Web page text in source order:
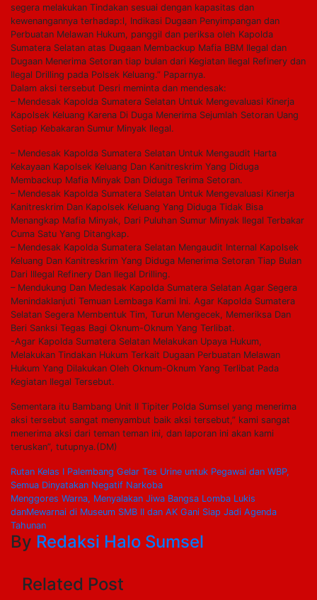
segera melakukan Tindakan sesuai dengan kapasitas dan
kewenangannya terhadap:l, Indikasi Dugaan Penyimpangan dan
Perbuatan Melawan Hukum, panggil dan periksa oleh Kapolda
Sumatera Selatan atas Dugaan Membackup Mafia BBM Ilegal dan
Dugaan Menerima Setoran tiap bulan dari Kegiatan Ilegal Refinery dan
Ilegal Drilling pada Polsek Keluang.” Paparnya.
Dalam aksi tersebut Desri meminta dan mendesak:
– Mendesak Kapolda Sumatera Selatan Untuk Mengevaluasi Kinerja
Kapolsek Keluang Karena Di Duga Menerima Sejumlah Setoran Uang
Setiap Kebakaran Sumur Minyak Ilegal.
– Mendesak Kapolda Sumatera Selatan Untuk Mengaudit Harta
Kekayaan Kapolsek Keluang Dan Kanitreskrim Yang Diduga
Membackup Mafia Minyak Dan Diduga Terima Setoran.
– Mendesak Kapolda Sumatera Selatan Untuk Mengevaluasi Kinerja
Kanitreskrim Dan Kapolsek Keluang Yang Diduga Tidak Bisa
Menangkap Mafia Minyak, Dari Puluhan Sumur Minyak Ilegal Terbakar
Cuma Satu Yang Ditangkap.
– Mendesak Kapolda Sumatera Selatan Mengaudit Internal Kapolsek
Keluang Dan Kanitreskrim Yang Diduga Menerima Setoran Tiap Bulan
Dari lIlegal Refinery Dan llegal Drilling.
– Mendukung Dan Medesak Kapolda Sumatera Selatan Agar Segera
Menindaklanjuti Temuan Lembaga Kami Ini. Agar Kapolda Sumatera
Selatan Segera Membentuk Tim, Turun Mengecek, Memeriksa Dan
Beri Sanksi Tegas Bagi Oknum-Oknum Yang Terlibat.
-Agar Kapolda Sumatera Selatan Melakukan Upaya Hukum,
Melakukan Tindakan Hukum Terkait Dugaan Perbuatan Melawan
Hukum Yang Dilakukan Oleh Oknum-Oknum Yang Terlibat Pada
Kegiatan Ilegal Tersebut.
Sementara itu Bambang Unit II Tipiter Polda Sumsel yang menerima
aksi tersebut sangat menyambut baik aksi tersebut,” kami sangat
menerima aksi dari teman teman ini, dan laporan ini akan kami
teruskan”, tutupnya.(DM)
Navigasi
pos
Rutan Kelas I Palembang Gelar Tes Urine untuk Pegawai dan WBP,
Semua Dinyatakan Negatif Narkoba
Menggores Warna, Menyalakan Jiwa Bangsa Lomba Lukis
danMewarnai di Museum SMB II dan AK Gani Siap Jadi Agenda
Tahunan
By Redaksi Halo Sumsel
Related Post